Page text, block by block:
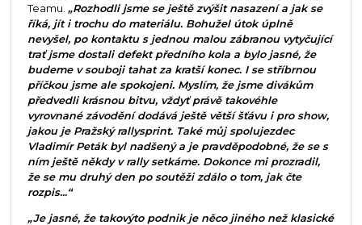
Teamu. „Rozhodli jsme se ještě zvýšit nasazení a jak se
říká, jít i trochu do materiálu. Bohužel útok úplně
nevyšel, po kontaktu s jednou malou zábranou vytyčující
trať jsme dostali defekt předního kola a bylo jasné, že
budeme v souboji tahat za kratší konec. I se stříbrnou
příčkou jsme ale spokojeni. Myslím, že jsme divákům
předvedli krásnou bitvu, vždyť právě takovéhle
vyrovnané závodění dodává ještě větší šťávu i pro show,
jakou je Pražský rallysprint. Také můj spolujezdec
Vladimír Peták byl nadšený a je pravděpodobné, že se s
ním ještě někdy v rally setkáme. Dokonce mi prozradil,
že se mu druhý den po soutěži zdálo o tom, jak čte
rozpis...“
„Je jasné, že takovýto podnik je něco jiného než klasické